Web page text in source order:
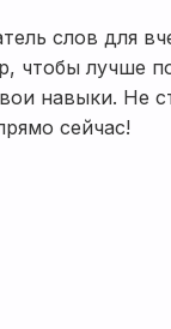
слов для
чтобы лучше
навыки. Не
сейчас!